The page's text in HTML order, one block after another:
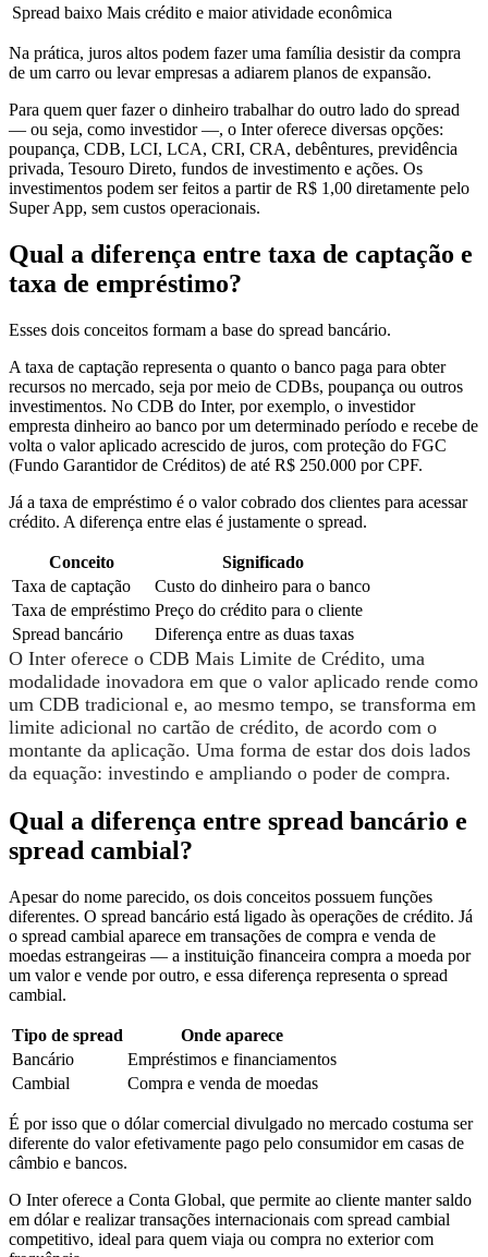
Spread baixo Mais crédito e maior atividade econômica
Na prática, juros altos podem fazer uma família desistir da compra
de um carro ou levar empresas a adiarem planos de expansão.
Para quem quer fazer o dinheiro trabalhar do outro lado do spread
— ou seja, como investidor —, o Inter oferece diversas opções:
poupança, CDB, LCI, LCA, CRI, CRA, debêntures, previdência
privada, Tesouro Direto, fundos de investimento e ações. Os
investimentos podem ser feitos a partir de R$ 1,00 diretamente pelo
Super App, sem custos operacionais.
Qual a diferença entre taxa de captação e
taxa de empréstimo?
Esses dois conceitos formam a base do spread bancário.
A taxa de captação representa o quanto o banco paga para obter
recursos no mercado, seja por meio de CDBs, poupança ou outros
investimentos. No CDB do Inter, por exemplo, o investidor
empresta dinheiro ao banco por um determinado período e recebe de
volta o valor aplicado acrescido de juros, com proteção do FGC
(Fundo Garantidor de Créditos) de até R$ 250.000 por CPF.
Já a taxa de empréstimo é o valor cobrado dos clientes para acessar
crédito. A diferença entre elas é justamente o spread.
Conceito
Significado
Taxa de captação
Custo do dinheiro para o banco
Taxa de empréstimo Preço do crédito para o cliente
Spread bancário
Diferença entre as duas taxas
O Inter oferece o CDB Mais Limite de Crédito, uma
modalidade inovadora em que o valor aplicado rende como
um CDB tradicional e, ao mesmo tempo, se transforma em
limite adicional no cartão de crédito, de acordo com o
montante da aplicação. Uma forma de estar dos dois lados
da equação: investindo e ampliando o poder de compra.
Qual a diferença entre spread bancário e
spread cambial?
Apesar do nome parecido, os dois conceitos possuem funções
diferentes. O spread bancário está ligado às operações de crédito. Já
o spread cambial aparece em transações de compra e venda de
moedas estrangeiras — a instituição financeira compra a moeda por
um valor e vende por outro, e essa diferença representa o spread
cambial.
Tipo de spread
Onde aparece
Bancário
Empréstimos e financiamentos
Cambial
Compra e venda de moedas
É por isso que o dólar comercial divulgado no mercado costuma ser
diferente do valor efetivamente pago pelo consumidor em casas de
câmbio e bancos.
O Inter oferece a Conta Global, que permite ao cliente manter saldo
em dólar e realizar transações internacionais com spread cambial
competitivo, ideal para quem viaja ou compra no exterior com